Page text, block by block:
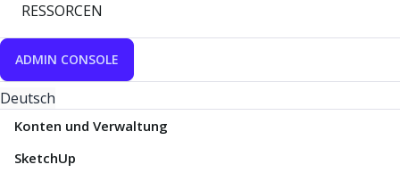
RESSORCEN
ADMIN CONSOLE
Deutsch
Konten und Verwaltung
SketchUp